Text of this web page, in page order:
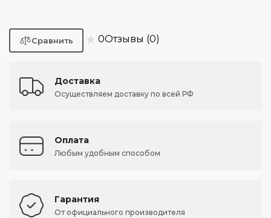
★ 0Отзывы (0)
Доставка
Осуществляем доставку по всей РФ
Оплата
Любым удобным способом
Гарантия
От официального производителя